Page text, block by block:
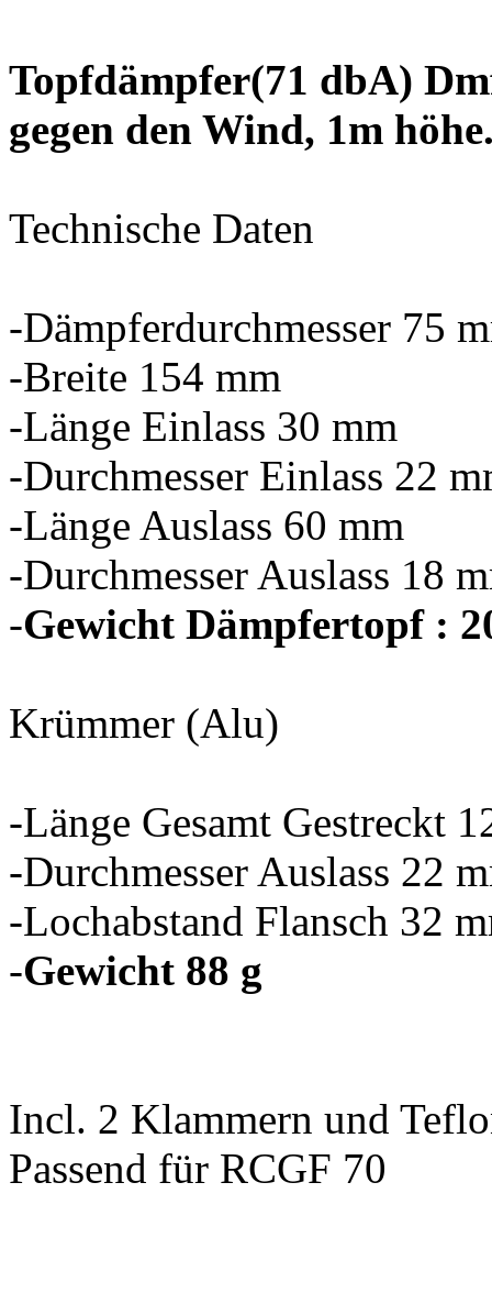
Topfdämpfer(71 dbA)
gegen den Wind, 1m
Technische Daten
-Dämpferdurchmesser 75
-Breite 154 mm
-Länge Einlass 30 mm
-Durchmesser Einlass 22
-Länge Auslass 60 mm
-Durchmesser Auslass 18
-Gewicht Dämpfertopf :
Krümmer (Alu)
-Länge Gesamt Gestreckt
-Durchmesser Auslass 22
-Lochabstand Flansch 32
-Gewicht 88 g
Incl. 2 Klammern und
Passend für RCGF 70